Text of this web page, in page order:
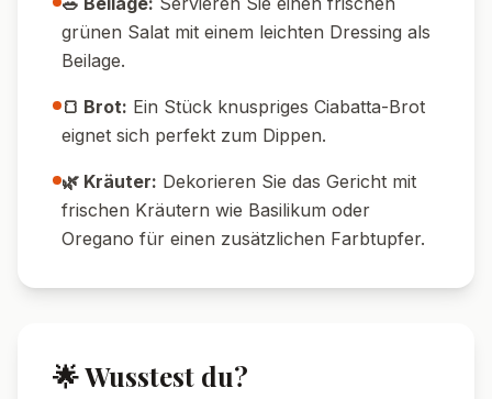
grünen Salat mit einem leichten Dressing als
Beilage.
🍞 Brot: Ein Stück knuspriges Ciabatta-Brot
eignet sich perfekt zum Dippen.
🌿 Kräuter: Dekorieren Sie das Gericht mit
frischen Kräutern wie Basilikum oder
Oregano für einen zusätzlichen Farbtupfer.
🌟 Wusstest du?